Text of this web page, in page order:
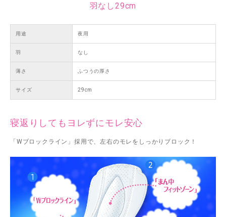
羽なし29cm
用途 夜用
羽 なし
薄さ ふつうの厚さ
サイズ 29cm
寝返りしてもヨレずにモレ安心
「Wブロックライン」採用で、左右のモレをしっかりブロック！